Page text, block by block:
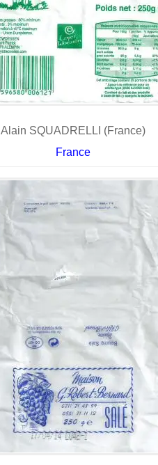
Alain SQUADRELLI (France)
France